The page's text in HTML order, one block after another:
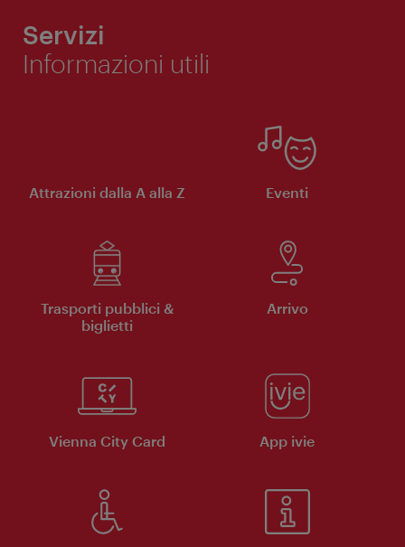
Servizi
Informazioni utili
Attrazioni dalla A alla Z Eventi
Trasporti pubblici &
biglietti
Arrivo
Vienna City Card App ivie